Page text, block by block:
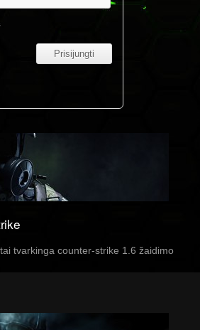
tvarkinga counter-strike 1.6 žaidimo